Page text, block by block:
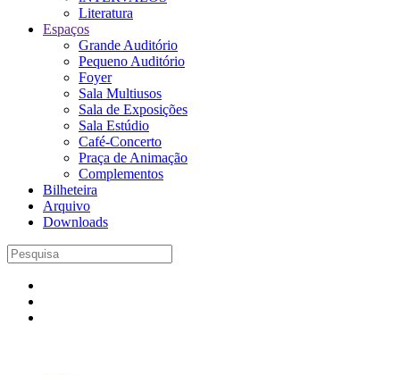
Literatura
Espaços
Grande Auditório
Pequeno Auditório
Foyer
Sala Multiusos
Sala de Exposições
Sala Estúdio
Café-Concerto
Praça de Animação
Complementos
Bilheteira
Arquivo
Downloads